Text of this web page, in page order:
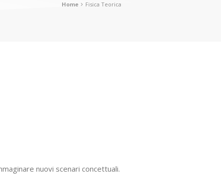
Home Fisica Teorica
nuovi scenari concettuali.